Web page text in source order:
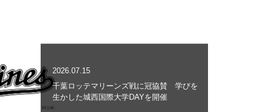
2026.07.15
千葉ロッテマリーンズ戦に冠協賛 学びを
生かした城西国際大学DAYを開催